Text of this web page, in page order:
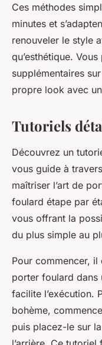
Ces méthodes
minutes et
renouveler le style
qu’esthétique.
supplémentaires sur
propre look avec
Tutoriels
Découvrez un
vous guide à
maîtriser l’art de
foulard étape par
vous offrant la
du plus simple au
Pour commencer, il
porter foulard dans
facilite l’exécution.
bohème,
puis placez-le sur